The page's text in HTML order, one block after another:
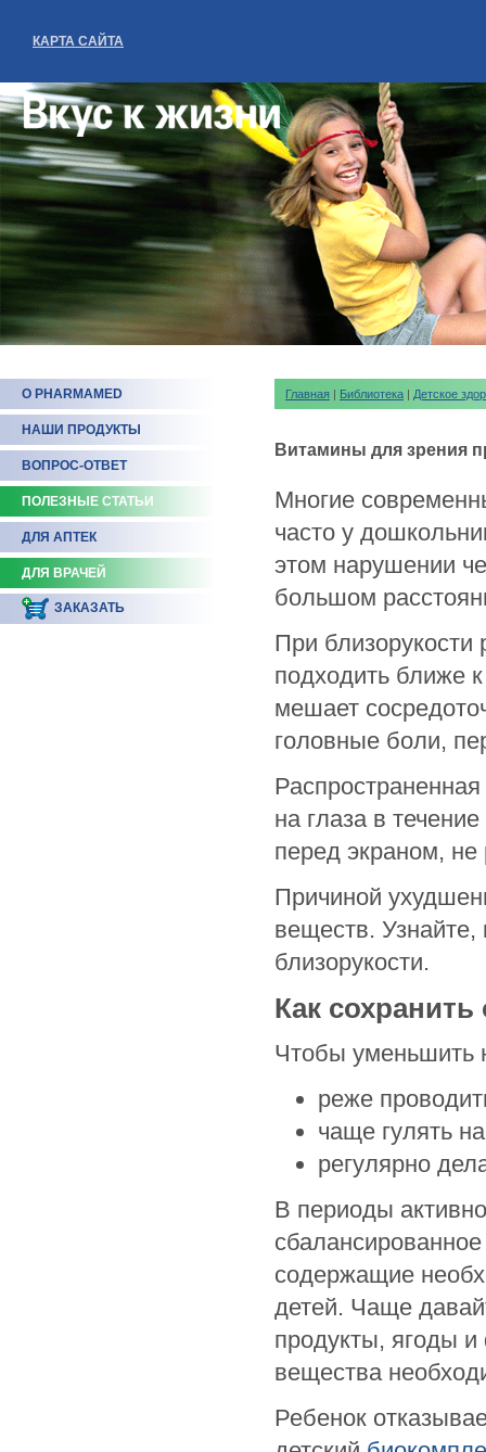
КАРТА САЙТА
О PHARMAMED
НАШИ ПРОДУКТЫ
ВОПРОС-ОТВЕТ
ПОЛЕЗНЫЕ СТАТЬИ
ДЛЯ АПТЕК
ДЛЯ ВРАЧЕЙ
ЗАКАЗАТЬ
Главная | Библиотека | Детское
Витамины для зрения
Многие
часто у
этом нарушении
большом
При близорукости
подходить ближе
мешает
головные боли,
на глаза в
перед экраном, не
Причиной
веществ. Узнайте,
близорукости.
Как сохранить
Чтобы уменьшить
реже
чаще гулять
регулярно
В периоды
содержащие
детей. Чаще
продукты, ягоды
вещества
Ребенок